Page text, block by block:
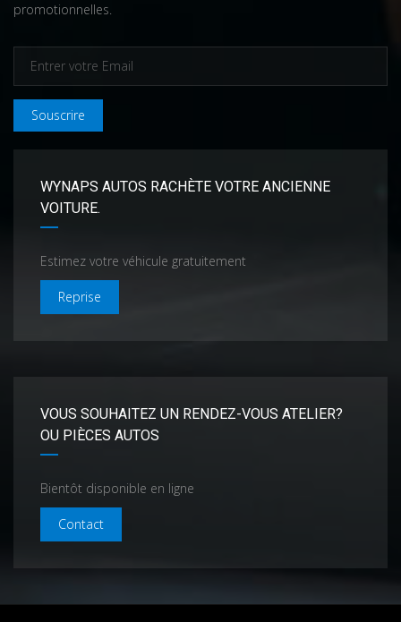
promotionnelles.
Souscrire
WYNAPS AUTOS RACHÈTE VOTRE ANCIENNE
VOITURE.
Estimez votre véhicule gratuitement
Reprise
VOUS SOUHAITEZ UN RENDEZ-VOUS ATELIER?
OU PIÈCES AUTOS
Bientôt disponible en ligne
Contact